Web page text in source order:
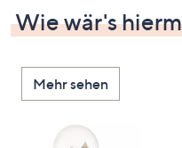
Wie wär's
Mehr sehen